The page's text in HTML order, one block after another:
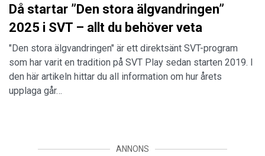
Då startar ”Den stora älgvandringen”
2025 i SVT – allt du behöver veta
"Den stora älgvandringen" är ett direktsänt SVT-program
som har varit en tradition på SVT Play sedan starten 2019. I
den här artikeln hittar du all information om hur årets
upplaga går…
ANNONS